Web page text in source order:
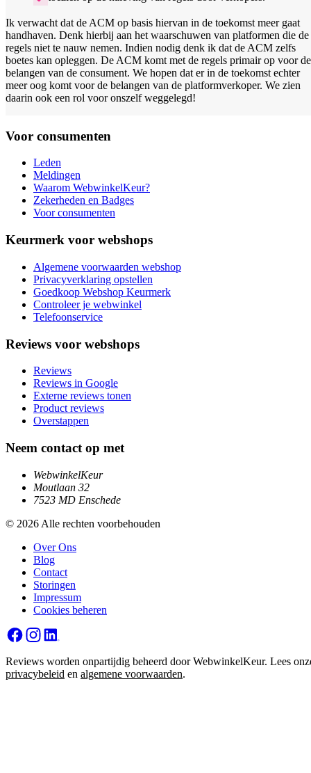
Ik verwacht dat de ACM op basis hiervan in de toekomst meer gaat
handhaven. Denk hierbij aan het waarschuwen van platformen die de
regels niet te nauw nemen. Indien nodig denk ik dat de ACM zelfs
boetes kan opleggen. De ACM komt met de regels primair op voor de
belangen van de consument. We hopen dat er in de toekomst echter
meer oog komt voor de belangen van de platformverkoper. We zien
daarin ook een rol voor onszelf weggelegd!
Voor consumenten
Leden
Meldingen
Waarom WebwinkelKeur?
Zekerheden en Badges
Voor consumenten
Keurmerk voor webshops
Algemene voorwaarden webshop
Privacyverklaring opstellen
Goedkoop Webshop Keurmerk
Controleer je webwinkel
Telefoonservice
Reviews voor webshops
Reviews
Reviews in Google
Externe reviews tonen
Product reviews
Overstappen
Neem contact op met
WebwinkelKeur
Moutlaan 32
7523 MD Enschede
© 2026 Alle rechten voorbehouden
Over Ons
Blog
Contact
Storingen
Impressum
Cookies beheren
Reviews worden onpartijdig beheerd door WebwinkelKeur. Lees
privacybeleid en algemene voorwaarden.